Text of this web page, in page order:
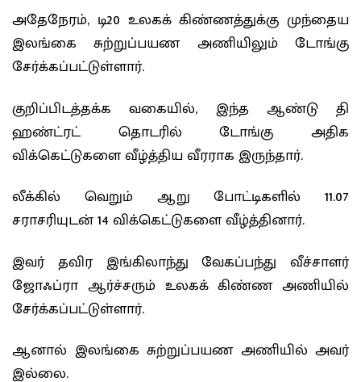
அதேநேரம், டி20 உலகக் கிண்ணத்துக்கு முந்தைய
இலங்கை சுற்றுப்பயண அணியிலும் டோங்கு
சேர்க்கப்பட்டுள்ளார்.
குறிப்பிடத்தக்க வகையில், இந்த ஆண்டு தி
ஹண்ட்ரட் தொடரில் டோங்கு அதிக
விக்கெட்டுகளை வீழ்த்திய வீரராக இருந்தார்.
லீக்கில் வெறும் ஆறு போட்டிகளில் 11.07
சராசரியுடன் 14 விக்கெட்டுகளை வீழ்த்தினார்.
இவர் தவிர இங்கிலாந்து வேகப்பந்து வீச்சாளர்
ஜோஃப்ரா ஆர்ச்சரும் உலகக் கிண்ண அணியில்
சேர்க்கப்பட்டுள்ளார்.
ஆனால் இலங்கை சுற்றுப்பயண அணியில் அவர்
இல்லை.